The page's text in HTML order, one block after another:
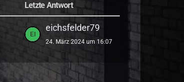
Letzte Antwort
eichsfelder79
24. März 2024 um 16:07